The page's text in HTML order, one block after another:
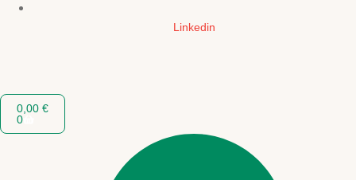
Linkedin
0,00 €
0